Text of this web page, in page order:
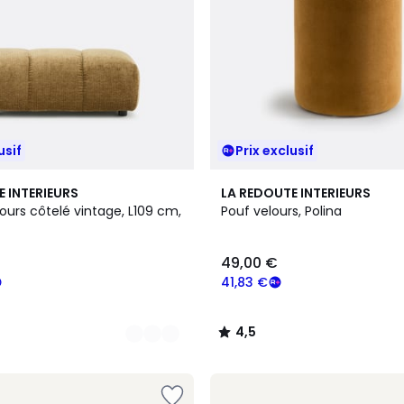
INTERIEURS
côtelé vintage, L109 cm,
Prix exclusif
LA REDOUTE INTERIEURS
Pouf velours, Polina
41,83 €
49,00 €
4,5
/ 5
3
Couleurs
4,5
/